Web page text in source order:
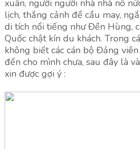
xuân, người người nhà nhà nô
lịch, thắng cảnh để cầu may,
di tích nổi tiếng như Đền Hùng,
Quốc chật kín du khách. Trong
không biết các cán bộ Đảng
đến cho mình chưa, sau đây là
xin được gợi ý :